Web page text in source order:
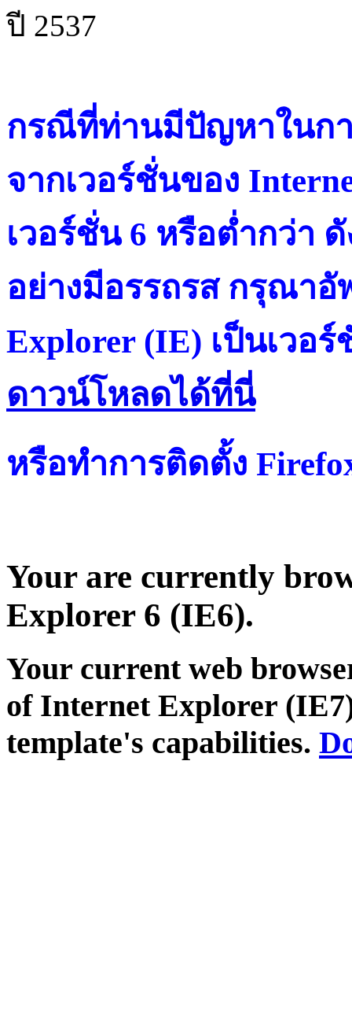
ปี 2537
กรณีที่ท่านมีปัญหาในกา
จากเวอร์ชั่นของ
เวอร์ชั่น 6 หรือต่ำกว่า
อย่างมีอรรถรส กรุณาอั
Explorer (IE) เป็นเวอ
ดาวน์โหลดได้ที่น
หรือทำการติดตั้ง
Your are currently
Explorer 6 (IE6).
Your current web
of Internet Explorer
template's capabilities.